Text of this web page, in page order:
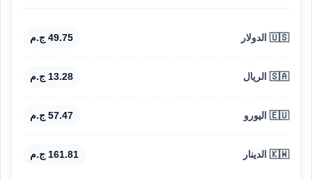
🇺🇸 الدولار 49.75 ج.م
🇸🇦 الريال 13.28 ج.م
🇪🇺 اليورو 57.47 ج.م
🇰🇼 الدينار 161.81 ج.م